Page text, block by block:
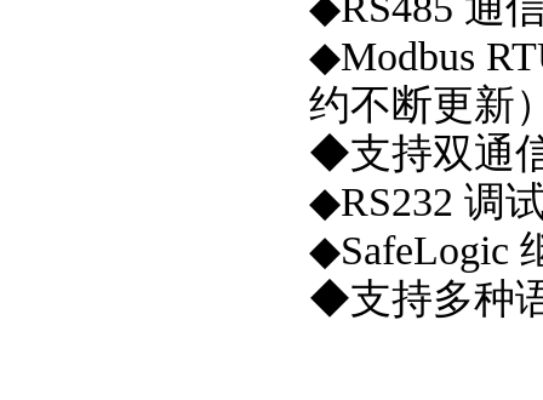
◆Modbus
约不断更新
◆支持双通
◆RS232 调
◆SafeLogic
◆支持多种